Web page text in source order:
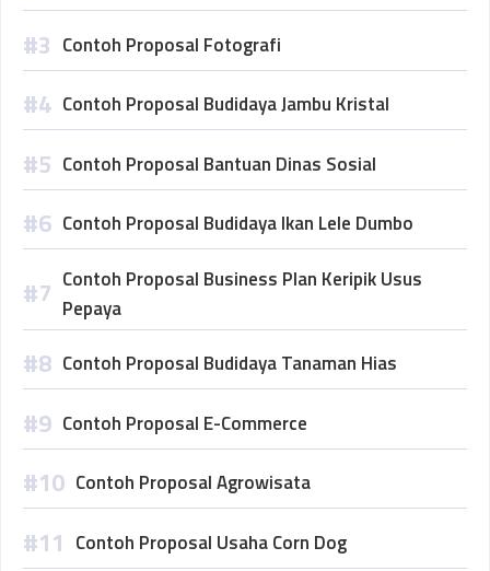
Contoh Proposal Fotografi
Contoh Proposal Budidaya Jambu Kristal
Contoh Proposal Bantuan Dinas Sosial
Contoh Proposal Budidaya Ikan Lele Dumbo
Contoh Proposal Business Plan Keripik Usus
Pepaya
Contoh Proposal Budidaya Tanaman Hias
Contoh Proposal E-Commerce
Contoh Proposal Agrowisata
Contoh Proposal Usaha Corn Dog